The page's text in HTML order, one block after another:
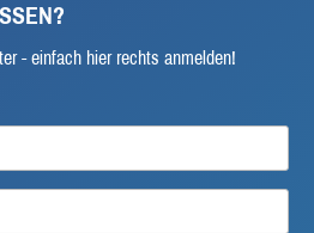
- einfach hier rechts anmelden!